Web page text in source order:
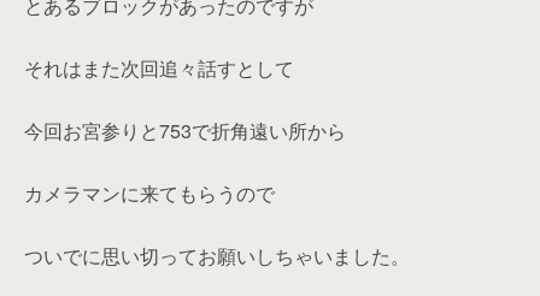
それはまた次回追々話すとして
今回お宮参りと753で折角遠い所から
カメラマンに来てもらうので
ついでに思い切ってお願いしちゃいました。